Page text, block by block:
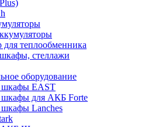
для теплообменника
стеллажи
оборудование
шкафы EAST
для АКБ Forte
Lanches